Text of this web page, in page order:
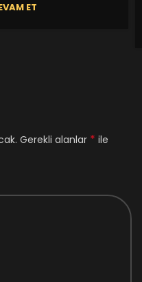
ET
Gerekli alanlar * ile